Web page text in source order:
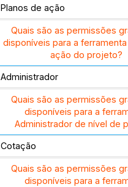
Planos de ação
Quais são as permissões
disponíveis para a
ação do projeto?
Administrador
Quais são as permissões
disponíveis para a
Administrador de nível de
Cotação
Quais são as permissões
disponíveis para a